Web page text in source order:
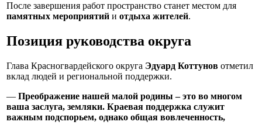
После завершения работ пространство станет местом для
памятных мероприятий и отдыха жителей.
Позиция руководства округа
Глава Красногвардейского округа Эдуард Коттунов отметил
вклад людей и региональной поддержки.
— Преображение нашей малой родины – это во многом
ваша заслуга, земляки. Краевая поддержка служит
важным подспорьем, однако общая вовлеченность,